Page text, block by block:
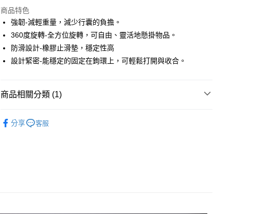
【關於「AFTEE先享後付」】
AFTEE先享後付是「在收到商品之後才付款」的支付方式。 讓您購物簡單
便利好安心！
２．便利：只要手機號碼，簡訊認證，即可結帳。
３．安心：先確認商品／服務後，再付款。
１．於結帳方式選擇「AFTEE先享後付」後，將跳轉至「AFTEE先享後
付」結帳頁面，進行簡訊認證並確認金額後，即可完成結帳。
／ATM／網路銀行／等多元方式進行付款，方視為交易完成。
運送方式
宅配
商品特色
強韌-減輕重量，減少行囊的負擔。
360度旋轉-全方位旋轉，可自由、靈活地懸掛物品。
防滑設計-橡膠止滑墊，穩定性高
設計緊密-能穩定的固定在鉤環上，可輕鬆打開與收合。
商品相關分類 (1)
分享
客服